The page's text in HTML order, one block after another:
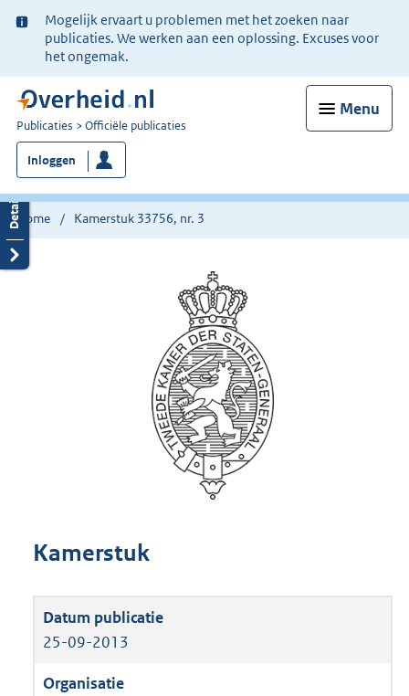
Ter
informatie:
Mogelijk ervaart u problemen met het zoeken naar
publicaties. We werken aan een oplossing. Excuses voor
het ongemak.
Menu
U
bent
nu
hier:
Publicaties Officiële publicaties
Inloggen
Home Kamerstuk 33756, nr. 3
Kamerstuk
25-09-2013